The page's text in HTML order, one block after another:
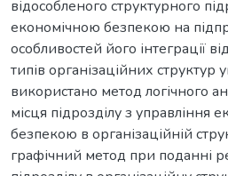
відособленого структурного
економічною безпекою на
особливостей його інтеграції
типів організаційних структур
використано метод логічного
місця підрозділу з управління
безпекою в організаційній
графічний метод при поданні